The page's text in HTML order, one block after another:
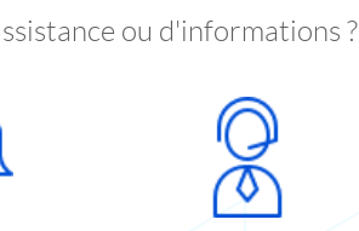
ou d'informations ?